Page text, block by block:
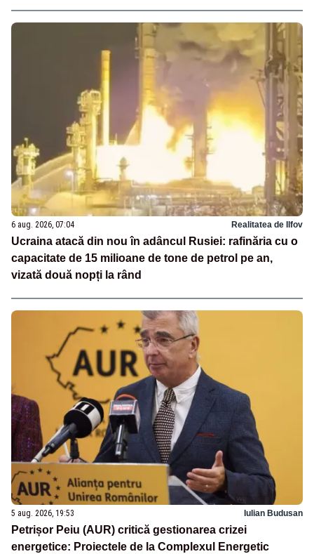
6 aug. 2026, 07:04 Realitatea de Ilfov
Ucraina atacă din nou în adâncul Rusiei: rafinăria cu o
capacitate de 15 milioane de tone de petrol pe an,
vizată două nopți la rând
5 aug. 2026, 19:53 Iulian Budusan
Petrișor Peiu (AUR) critică gestionarea crizei
energetice: Proiectele de la Complexul Energetic